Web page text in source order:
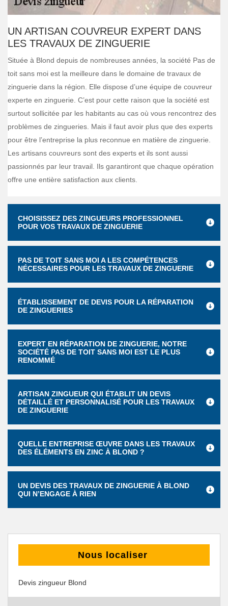
UN ARTISAN COUVREUR EXPERT DANS
LES TRAVAUX DE ZINGUERIE
Située à Blond depuis de nombreuses années, la société Pas de
toit sans moi est la meilleure dans le domaine de travaux de
zinguerie dans la région. Elle dispose d’une équipe de couvreur
experte en zinguerie. C’est pour cette raison que la société est
surtout sollicitée par les habitants au cas où vous rencontrez des
problèmes de zingueries. Mais il faut avoir plus que des experts
pour être l’entreprise la plus reconnue en matière de zinguerie.
Les artisans couvreurs sont des experts et ils sont aussi
passionnés par leur travail. Ils garantiront que chaque opération
offre une entière satisfaction aux clients.
CHOISISSEZ DES ZINGUEURS PROFESSIONNEL
POUR VOS TRAVAUX DE ZINGUERIE
PAS DE TOIT SANS MOI A LES COMPÉTENCES
NÉCESSAIRES POUR LES TRAVAUX DE ZINGUERIE
ÉTABLISSEMENT DE DEVIS POUR LA RÉPARATION
DE ZINGUERIES
EXPERT EN RÉPARATION DE ZINGUERIE, NOTRE
SOCIÉTÉ PAS DE TOIT SANS MOI EST LE PLUS
RENOMMÉ
ARTISAN ZINGUEUR QUI ÉTABLIT UN DEVIS
DÉTAILLÉ ET PERSONNALISÉ POUR LES TRAVAUX
DE ZINGUERIE
QUELLE ENTREPRISE ŒUVRE DANS LES TRAVAUX
DES ÉLÉMENTS EN ZINC À BLOND ?
UN DEVIS DES TRAVAUX DE ZINGUERIE À BLOND
QUI N’ENGAGE À RIEN
Nous localiser
Devis zingueur Blond